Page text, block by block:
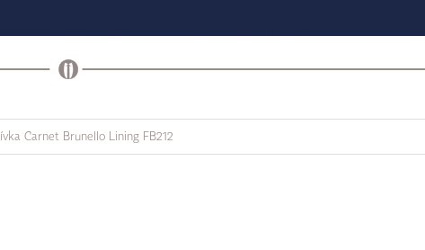
Carnet Brunello Lining FB212